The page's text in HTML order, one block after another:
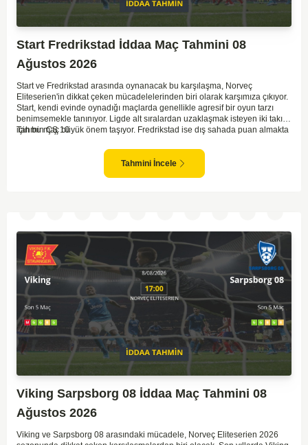
Start Fredrikstad İddaa Maç Tahmini 08
Ağustos 2026
Start ve Fredrikstad arasında oynanacak bu karşılaşma, Norveç
Eliteserien'in dikkat çeken mücadelelerinden biri olarak karşımıza çıkıyor.
Start, kendi evinde oynadığı maçlarda genellikle agresif bir oyun tarzı
benimsemekle tanınıyor. Ligde alt sıralardan uzaklaşmak isteyen iki takım
için bu maç büyük önem taşıyor. Fredrikstad ise dış sahada puan almakta
mücadelede zorluk çıkartabilir. Maçın temposunun yüksek olacağını ve
her iki takımın da sonuca gitmeye odaklanacağını düşünüyorum.
Tahmin ÇŞ 10
Tahmini İncele
Viking Sarpsborg 08 İddaa Maç Tahmini 08
Ağustos 2026
Viking ve Sarpsborg 08 arasındaki mücadele, Norveç Eliteserien 2026